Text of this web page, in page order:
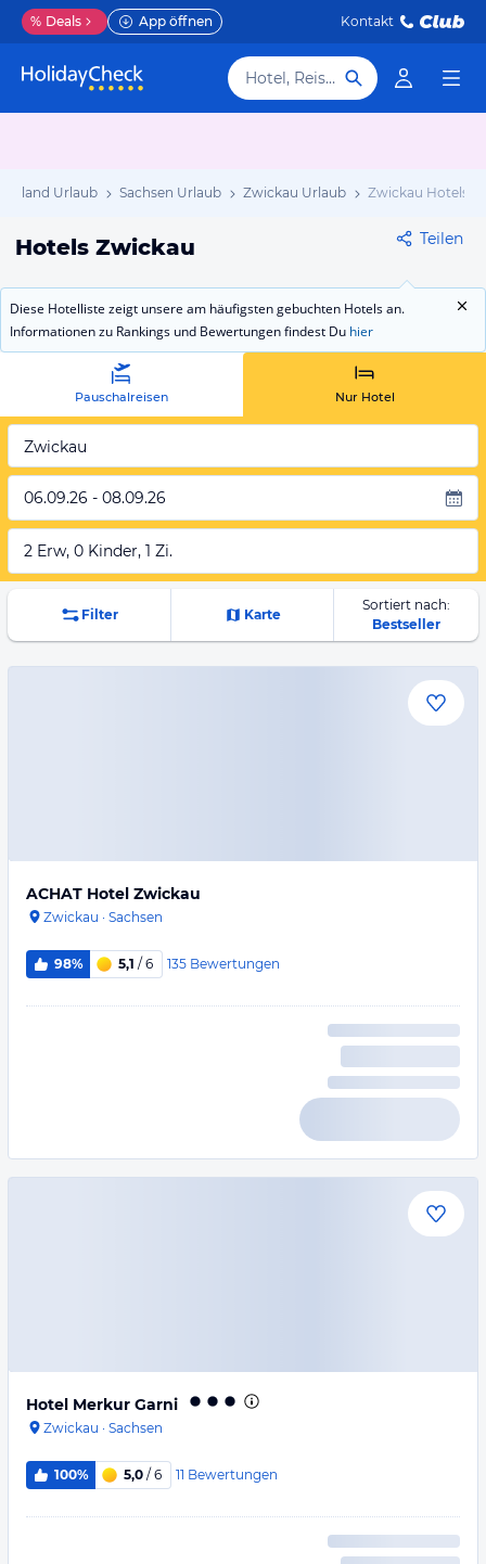
% Deals App öffnen Kontakt
Hotel, Reiseziel
Urlaub Sachsen Urlaub Zwickau Urlaub Zwickau Hotels
Hotels Zwickau Teilen
Diese Hotelliste zeigt unsere am häufigsten gebuchten Hotels an.
Informationen zu Rankings und Bewertungen findest Du hier
Pauschalreisen Nur Hotel
Zwickau
06.09.26 - 08.09.26
2 Erw, 0 Kinder, 1 Zi.
Filter Karte
Sortiert nach:
Bestseller
ACHAT Hotel Zwickau
Zwickau · Sachsen
98% 5,1 / 6 135 Bewertungen
Hotel Merkur Garni
Zwickau · Sachsen
100% 5,0 / 6 11 Bewertungen